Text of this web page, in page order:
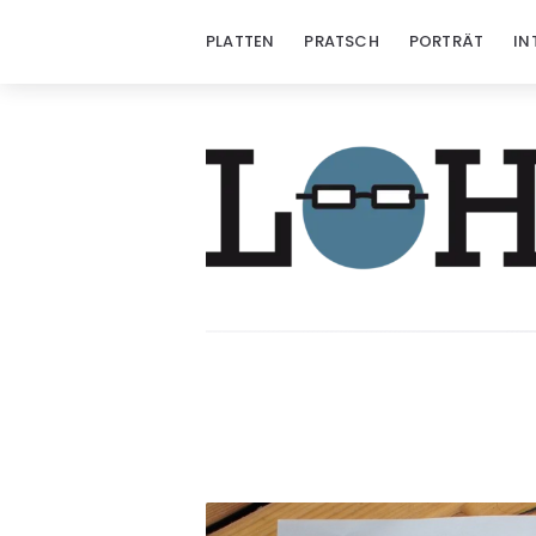
PLATTEN PRATSCH PORTRÄT